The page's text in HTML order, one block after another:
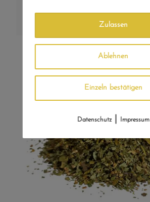
Zulassen
Ablehnen
Einzeln bestätigen
Datenschutz| Impressum